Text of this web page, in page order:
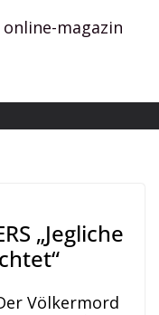
„Jegliche
Völkermord